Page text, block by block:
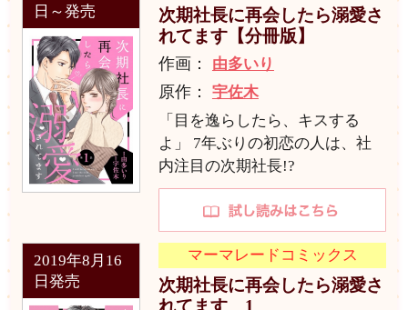
日～発売
次期社長に再会したら溺愛さ
れてます【分冊版】
作画： 由多いり
原作： 宇佐木
「目を逸らしたら、キスする
よ」 7年ぶりの初恋の人は、社
内注目の次期社長!?
2019年8月16
日発売
マーマレードコミックス
次期社長に再会したら溺愛さ
れてます 1